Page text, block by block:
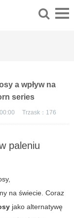
a wpływ na
series
Trzask： 176
paleniu
na świecie. Coraz
jako alternatywę